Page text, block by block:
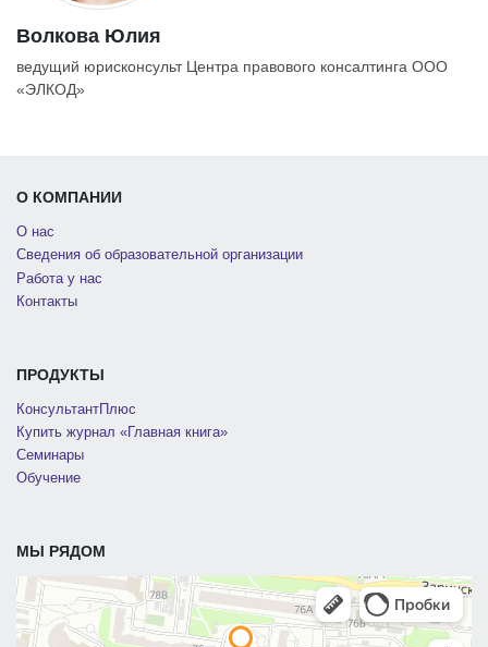
Волкова Юлия
ведущий юрисконсульт Центра правового консалтинга ООО
«ЭЛКОД»
О КОМПАНИИ
О нас
Сведения об образовательной организации
Работа у нас
Контакты
ПРОДУКТЫ
КонсультантПлюс
Купить журнал «Главная книга»
Семинары
Обучение
МЫ РЯДОМ